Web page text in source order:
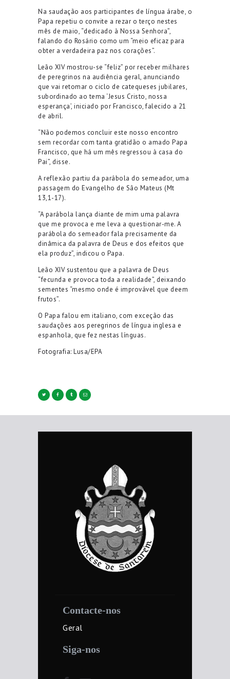
Na saudação aos participantes de língua árabe, o
Papa repetiu o convite a rezar o terço nestes
mês de maio, “dedicado à Nossa Senhora”,
falando do Rosário como um “meio eficaz para
obter a verdadeira paz nos corações”.
Leão XIV mostrou-se “feliz” por receber milhares
de peregrinos na audiência geral, anunciando
que vai retomar o ciclo de catequeses jubilares,
subordinado ao tema ‘Jesus Cristo, nossa
esperança’, iniciado por Francisco, falecido a 21
de abril.
“Não podemos concluir este nosso encontro
sem recordar com tanta gratidão o amado Papa
Francisco, que há um mês regressou à casa do
Pai”, disse.
A reflexão partiu da parábola do semeador, uma
passagem do Evangelho de São Mateus (Mt
13,1-17).
“A parábola lança diante de mim uma palavra
que me provoca e me leva a questionar-me. A
parábola do semeador fala precisamente da
dinâmica da palavra de Deus e dos efeitos que
ela produz”, indicou o Papa.
Leão XIV sustentou que a palavra de Deus
“fecunda e provoca toda a realidade”, deixando
sementes “mesmo onde é improvável que deem
frutos”.
O Papa falou em italiano, com exceção das
saudações aos peregrinos de língua inglesa e
espanhola, que fez nestas línguas.
Fotografia: Lusa/EPA
Contacte-nos
Geral
Siga-nos